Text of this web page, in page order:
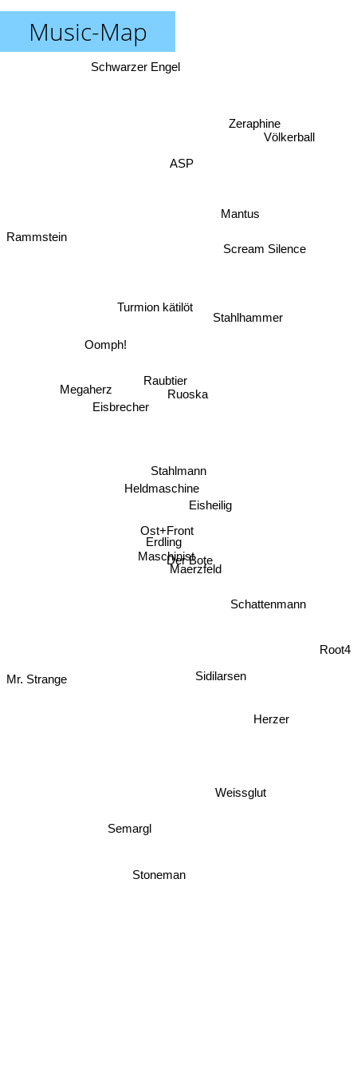
Music-Map
Stahlmann
Heldmaschine
Erdling
Ost+Front
Maschinist
Eisbrecher
Der Bote
Eisheilig
Maerzfeld
Raubtier
Oomph!
Ruoska
Sidilarsen
Megaherz
Turmion kätilöt
Schattenmann
Mantus
ASP
Mr. Strange
Weissglut
Herzer
Scream Silence
Rammstein
Semargl
Stoneman
Zeraphine
Root4
Schwarzer Engel
Völkerball